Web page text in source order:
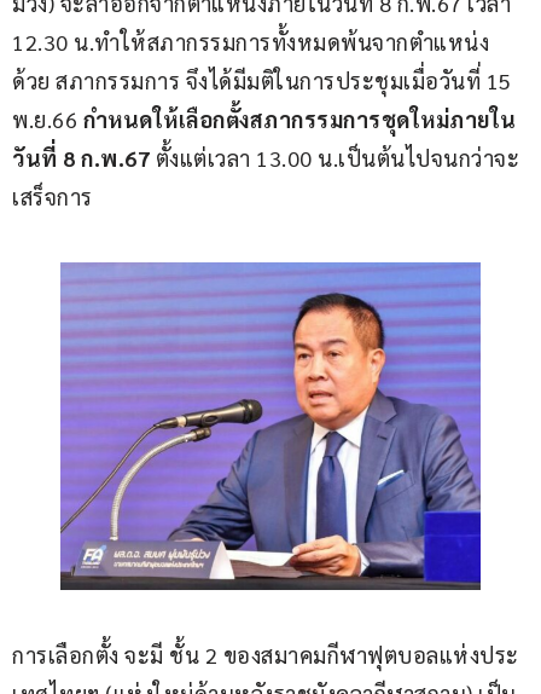
12.30 น.ทำให้สภากรรมการทั้งหมดพ้นจากตำแหน่ง
ด้วย สภากรรมการ จึงได้มีมติในการประชุมเมื่อวันที่ 15
พ.ย.66 กำหนดให้เลือกตั้งสภากรรมการชุดใหม่ภายใน
วันที่ 8 ก.พ.67 ตั้งแต่เวลา 13.00 น.เป็นต้นไปจนกว่าจะ
เสร็จการ
การเลือกตั้ง จะมี ชั้น 2 ของสมาคมกีฬาฟุตบอลแห่งประ